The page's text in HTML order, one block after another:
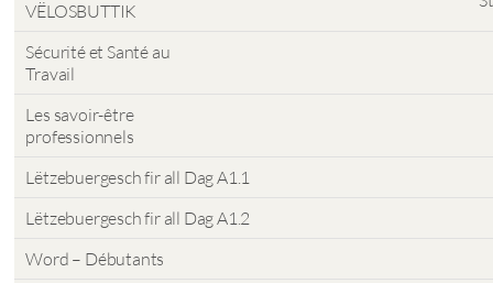
VËLOSBUTTIK
Sécurité et Santé au
Travail
Les savoir-être
professionnels
Lëtzebuergesch fir all Dag A1.1
Lëtzebuergesch fir all Dag A1.2
Word – Débutants